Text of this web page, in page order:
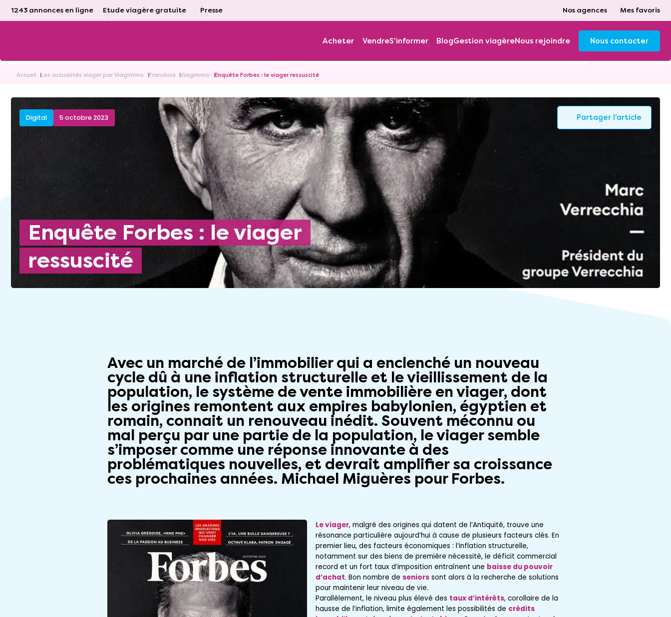
1243 annonces en ligne Etude viagère gratuite Presse Nos agences Mes favoris
Acheter VendreS'informer BlogGestion viagèreNous rejoindre Nous contacter
Accueil Les actualités viager par Viagimmo Franchise Viagimmo Enquête Forbes : le viager ressuscité
Digital 5 octobre 2023 Partager l'article
Enquête Forbes : le viager
ressuscité
Avec un marché de l’immobilier qui a enclenché un nouveau
cycle dû à une inflation structurelle et le vieillissement de la
population, le système de vente immobilière en viager, dont
les origines remontent aux empires babylonien, égyptien et
romain, connait un renouveau inédit. Souvent méconnu ou
mal perçu par une partie de la population, le viager semble
s’imposer comme une réponse innovante à des
problématiques nouvelles, et devrait amplifier sa croissance
ces prochaines années. Michael Miguères pour Forbes.
Le viager, malgré des origines qui datent de l’Antiquité, trouve une
résonance particulière aujourd’hui à cause de plusieurs facteurs clés. En
premier lieu, des facteurs économiques : l’inflation structurelle,
notamment sur des biens de première nécessité, le déficit commercial
record et un fort taux d’imposition entraînent une baisse du pouvoir
d’achat. Bon nombre de seniorssont alors à la recherche de solutions
pour maintenir leur niveau de vie.
Parallèlement, le niveau plus élevé des taux d’intérêts, corollaire de la
hausse de l’inflation, limite également les possibilités de crédits